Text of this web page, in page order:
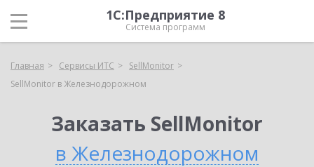
1С:Предприятие 8
Система программ
Главная Сервисы ИТС
SellMonitor
SellMonitor в Железнодорожном
Заказать SellMonitor
в Железнодорожном